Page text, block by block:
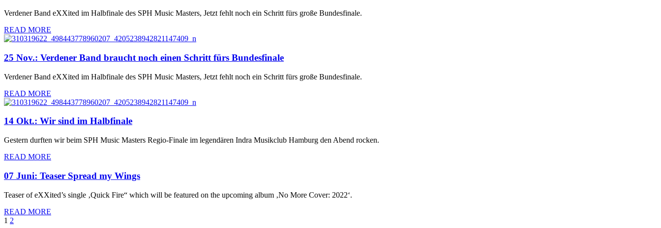
Verdener Band eXXited im Halbfinale des SPH Music Masters, Jetzt fehlt noch ein Schritt fürs große Bundesfinale.
READ MORE
25 Nov.: Verdener Band braucht noch einen Schritt fürs Bundesfinale
Verdener Band eXXited im Halbfinale des SPH Music Masters, Jetzt fehlt noch ein Schritt fürs große Bundesfinale.
READ MORE
14 Okt.: Wir sind im Halbfinale
Gestern durften wir beim SPH Music Masters Regio-Finale im legendären Indra Musikclub Hamburg den Abend rocken.
READ MORE
07 Juni: Teaser Spread my Wings
Teaser of eXXited’s single ‚Quick Fire“ which will be featured on the upcoming album ‚No More Cover: 2022‘.
READ MORE
1 2